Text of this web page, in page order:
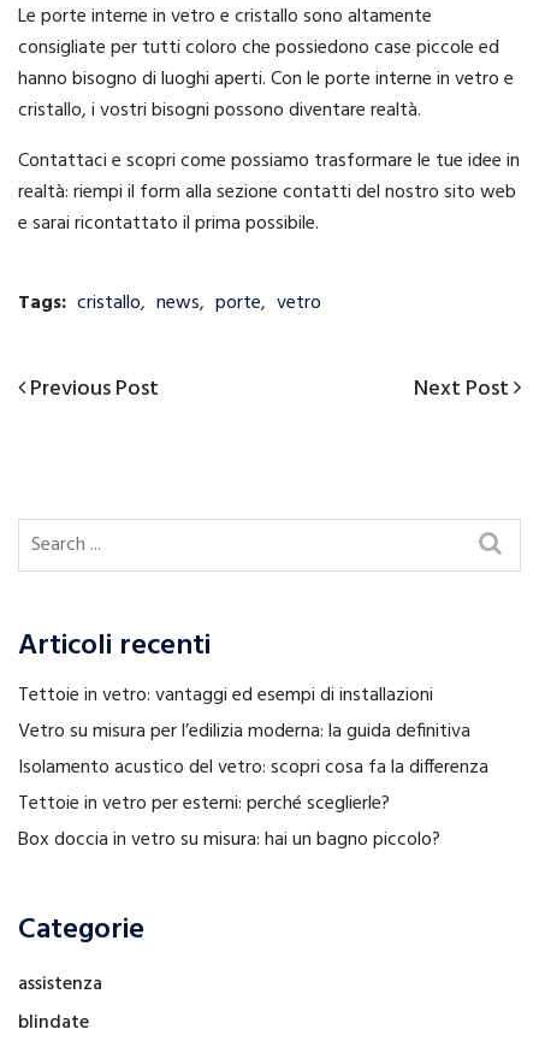
Le porte interne in vetro e cristallo sono altamente
consigliate per tutti coloro che possiedono case piccole ed
hanno bisogno di luoghi aperti. Con le porte interne in vetro e
cristallo, i vostri bisogni possono diventare realtà.
Contattaci e scopri come possiamo trasformare le tue idee in
realtà: riempi il form alla sezione contatti del nostro sito web
e sarai ricontattato il prima possibile.
Tags: cristallo, news, porte, vetro
Navigazione
Previous
Previous Post
Next
Next Post
Articoli recenti
Tettoie in vetro: vantaggi ed esempi di installazioni
Vetro su misura per l’edilizia moderna: la guida definitiva
Isolamento acustico del vetro: scopri cosa fa la differenza
Tettoie in vetro per esterni: perché sceglierle?
Box doccia in vetro su misura: hai un bagno piccolo?
Categorie
assistenza
blindate